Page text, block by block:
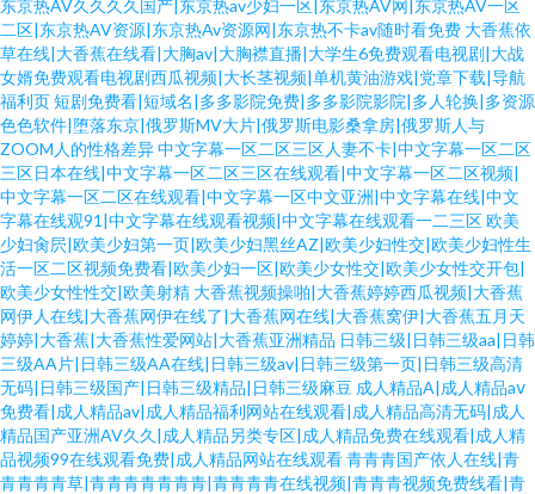
东京热AV久久久久国产|东京热av少妇一区|东京热AV网|东京热AV一区
二区|东京热AV资源|东京热Av资源网|东京热不卡av随时看免费 大香蕉依
草在线|大香蕉在线看|大胸av|大胸襟直播|大学生6免费观看电视剧|大战
女婿免费观看电视剧西瓜视频|大长茎视频|单机黄油游戏|党章下载|导航
福利页短剧免费看|短域名|多多影院免费|多多影院影院|多人轮换|多资源
色色软件|堕落东京|俄罗斯MV大片|俄罗斯电影桑拿房|俄罗斯人与
ZOOM人的性格差异中文字幕一区二区三区人妻不卡|中文字幕一区二区
三区日本在线|中文字幕一区二区三区在线观看|中文字幕一区二区视频|
中文字幕一区二区在线观看|中文字幕一区中文亚洲|中文字幕在线|中文
字幕在线观91|中文字幕在线观看视频|中文字幕在线观看一二三区欧美
少妇肏屄|欧美少妇第一页|欧美少妇黑丝AZ|欧美少妇性交|欧美少妇性生
活一区二区视频免费看|欧美少妇一区|欧美少女性交|欧美少女性交开包|
欧美少女性性交|欧美射精 大香蕉视频操啪|大香蕉婷婷西瓜视频|大香蕉
网伊人在线|大香蕉网伊在线了|大香蕉网在线|大香蕉窝伊|大香蕉五月天
婷婷|大香蕉|大香蕉性爱网站|大香蕉亚洲精品 日韩三级|日韩三级aa|日韩
三级AA片|日韩三级AA在线|日韩三级av|日韩三级第一页|日韩三级高清
无码|日韩三级国产|日韩三级精品|日韩三级麻豆 成人精品A|成人精品aⅴ
免费看|成人精品av|成人精品福利网站在线观看|成人精品高清无码|成人
精品国产亚洲AV久久|成人精品另类专区|成人精品免费在线观看|成人精
品视频99在线观看免费|成人精品网站在线观看青青青国产依人在线|青
青青青青草|青青青青青青青|青青青青在线视频|青青青视频免费线看|青